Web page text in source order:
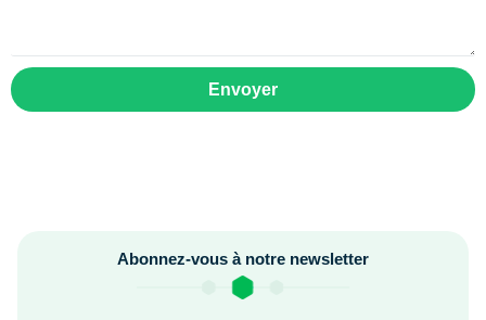
Envoyer
Abonnez-vous à notre newsletter